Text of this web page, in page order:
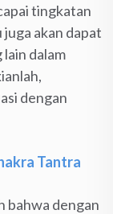
tingkatan
akan dapat
dalam
dengan
Tantra
bahwa dengan